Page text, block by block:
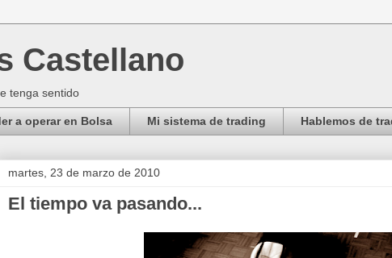
Castellano
tenga sentido
a operar en Bolsa Mi sistema de trading Hablemos de
martes, 23 de marzo de 2010
El tiempo va pasando...